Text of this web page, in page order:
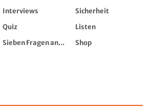
Interviews
Sicherheit
Quiz
Listen
Sieben Fragen an...
Shop